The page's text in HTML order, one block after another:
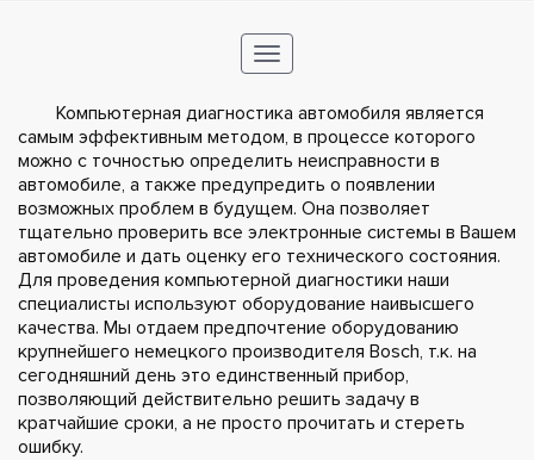
Toggle
Компьютерная диагностика автомобиля является
самым эффективным методом, в процессе которого
можно с точностью определить неисправности в
автомобиле, а также предупредить о появлении
возможных проблем в будущем. Она позволяет
тщательно проверить все электронные системы в Вашем
автомобиле и дать оценку его технического состояния.
Для проведения компьютерной диагностики наши
специалисты используют оборудование наивысшего
качества. Мы отдаем предпочтение оборудованию
крупнейшего немецкого производителя Bosch, т.к. на
сегодняшний день это единственный прибор,
позволяющий действительно решить задачу в
кратчайшие сроки, а не просто прочитать и стереть
ошибку.